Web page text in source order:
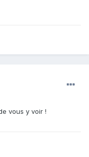
vous y voir !